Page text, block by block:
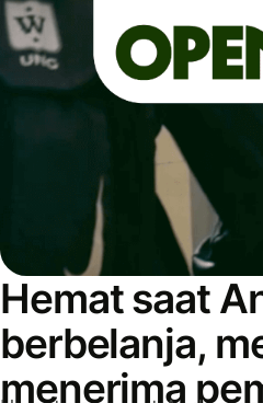
Hemat saat
berbelanja,
menerima